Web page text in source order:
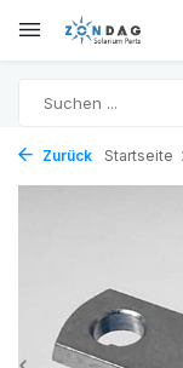
Zurück Startseite